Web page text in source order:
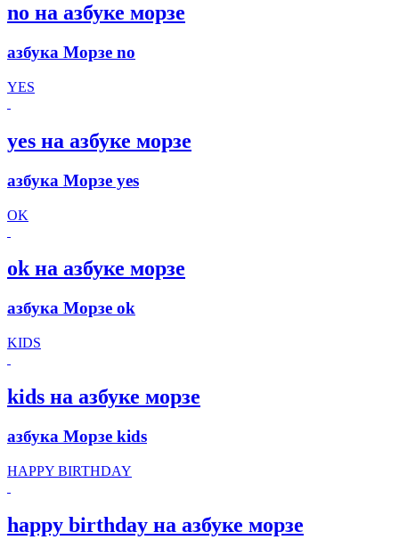
no на азбуке морзе
азбука Морзе no
YES
yes на азбуке морзе
азбука Морзе yes
OK
ok на азбуке морзе
азбука Морзе ok
KIDS
kids на азбуке морзе
азбука Морзе kids
HAPPY BIRTHDAY
happy birthday на азбуке морзе